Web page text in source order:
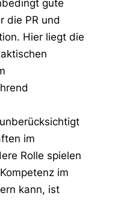
gute
die PR und
Hier liegt die
im
Rolle spielen
im
kann, ist